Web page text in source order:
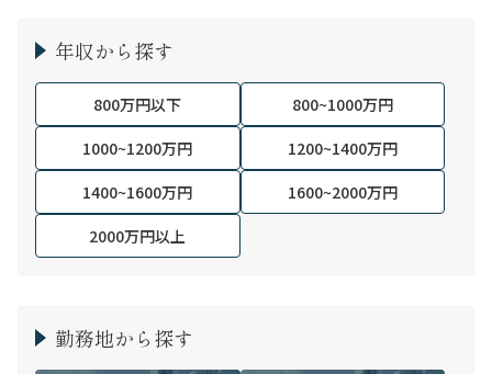
年収から探す
800万円以下
800~1000万円
1000~1200万円
1200~1400万円
1400~1600万円
1600~2000万円
2000万円以上
勤務地から探す